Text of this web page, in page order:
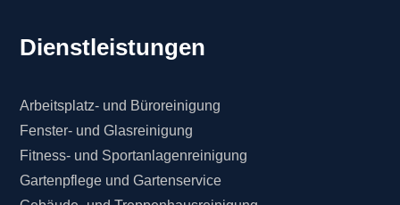
Dienstleistungen
Arbeitsplatz- und Büroreinigung
Fenster- und Glasreinigung
Fitness- und Sportanlagenreinigung
Gartenpflege und Gartenservice